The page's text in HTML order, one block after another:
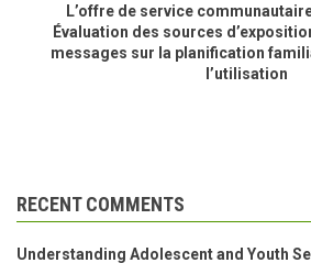
L’offre de service
Évaluation des sources
messages sur la planification
l’utilisation
RECENT COMMENTS
Understanding Adolescent and Youth